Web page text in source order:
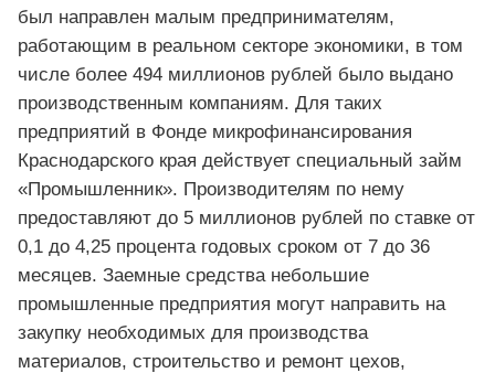
был направлен малым предпринимателям,
работающим в реальном секторе экономики, в том
числе более 494 миллионов рублей было выдано
производственным компаниям. Для таких
предприятий в Фонде микрофинансирования
Краснодарского края действует специальный займ
«Промышленник». Производителям по нему
предоставляют до 5 миллионов рублей по ставке от
0,1 до 4,25 процента годовых сроком от 7 до 36
месяцев. Заемные средства небольшие
промышленные предприятия могут направить на
закупку необходимых для производства
материалов, строительство и ремонт цехов,